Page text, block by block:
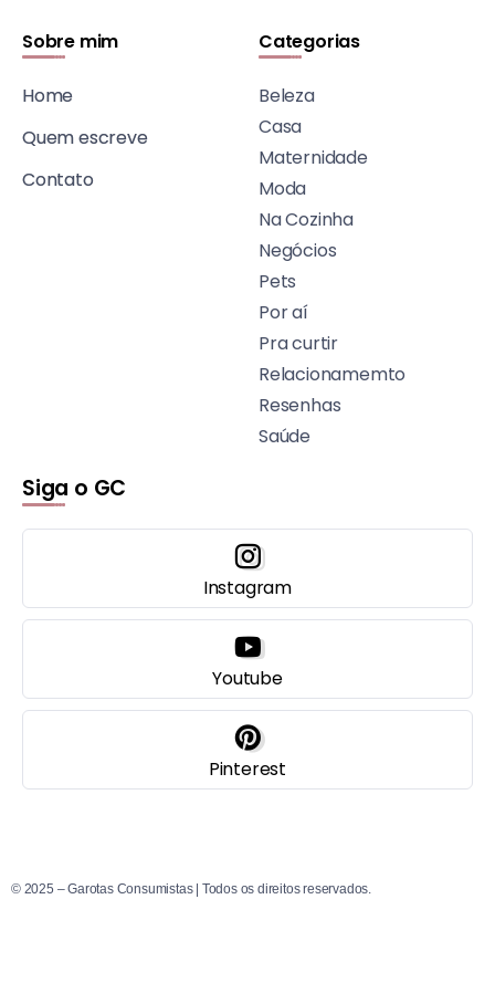
Sobre mim
Home
Quem escreve
Contato
Categorias
Beleza
Casa
Maternidade
Moda
Na Cozinha
Negócios
Pets
Por aí
Pra curtir
Relacionamemto
Resenhas
Saúde
Siga o GC
Instagram
Youtube
Pinterest
© 2025 – Garotas Consumistas | Todos os direitos reservados.